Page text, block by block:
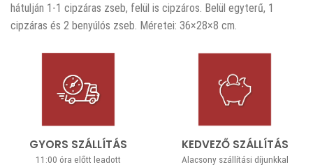
hátulján 1-1 cipzáras zseb, felül is cipzáros. Belül egyterű, 1
cipzáras és 2 benyúlós zseb. Méretei: 36×28×8 cm.
GYORS SZÁLLÍTÁS
11:00 óra előtt leadott
KEDVEZŐ SZÁLLÍTÁS
Alacsony szállítási díjunkkal